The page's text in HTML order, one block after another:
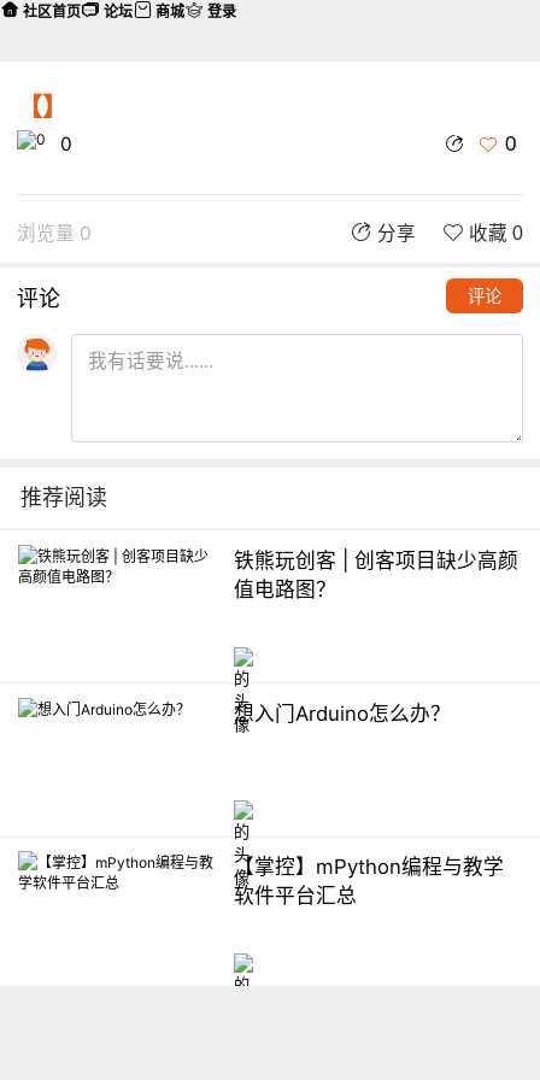
【】
0 0
浏览量 0 分享 收藏 0
评论 评论
推荐阅读
铁熊玩创客 | 创客项目缺少高颜
值电路图？
想入门Arduino怎么办？
【掌控】mPython编程与教学
软件平台汇总
社区首页 论坛 商城 登录